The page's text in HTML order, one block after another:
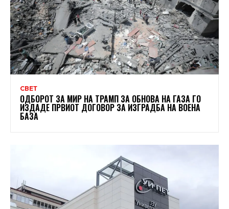
СВЕТ
ОДБОРОТ ЗА МИР НА ТРАМП ЗА ОБНОВА НА ГАЗА ГО
ИЗДАДЕ ПРВИОТ ДОГОВОР ЗА ИЗГРАДБА НА ВОЕНА
БАЗА